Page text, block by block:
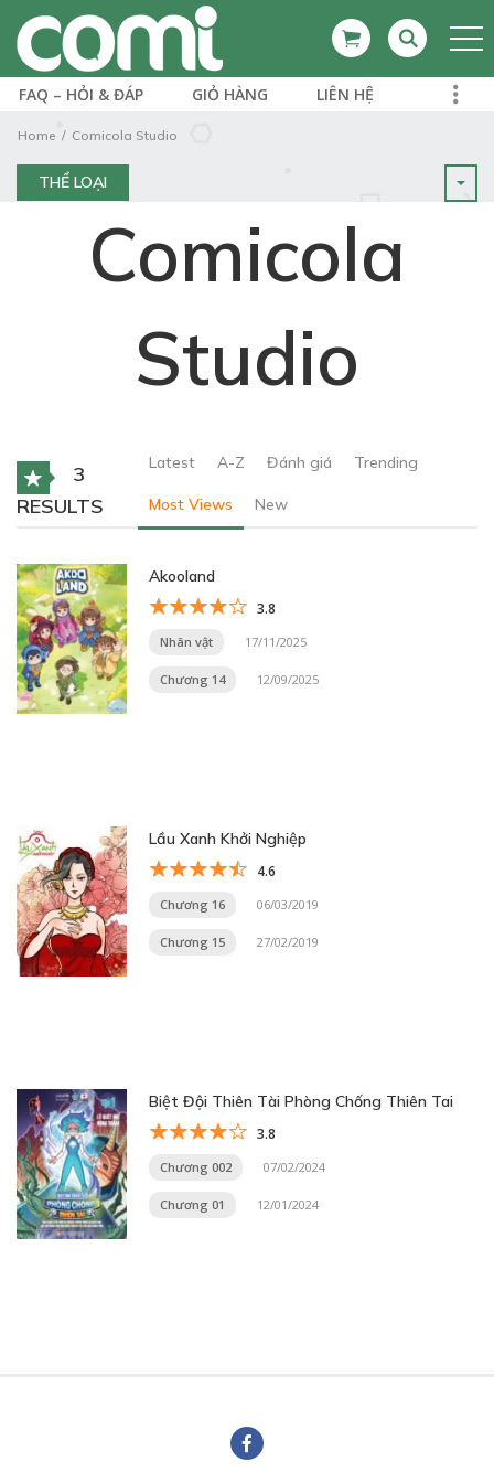
FAQ – HỎI & ĐÁP GIỎ HÀNG LIÊN HỆ
Home Comicola Studio
THỂ LOẠI
Comicola
Studio
3
RESULTS
Latest A-Z Đánh giá Trending
Most Views New
Akooland
3.8
Nhân vật 17/11/2025
Chương 14 12/09/2025
Lầu Xanh Khởi Nghiệp
4.6
Chương 16 06/03/2019
Chương 15 27/02/2019
Biệt Đội Thiên Tài Phòng Chống Thiên Tai
3.8
Chương 002 07/02/2024
Chương 01 12/01/2024